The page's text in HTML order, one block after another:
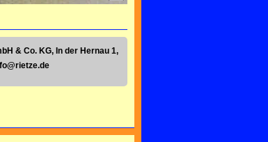
& Co. KG, In der Hernau 1,